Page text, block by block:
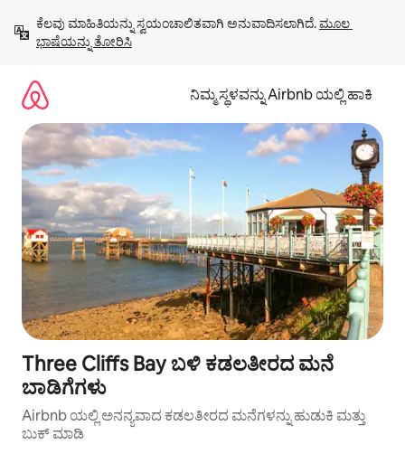
ಹೋಗಿ
ಕೆಲವು ಮಾಹಿತಿಯನ್ನು ಸ್ವಯಂಚಾಲಿತವಾಗಿ ಅನುವಾದಿಸಲಾಗಿದೆ. ಮೂಲ
ಭಾಷೆಯನ್ನು ತೋರಿಸಿ
ನಿಮ್ಮ ಸ್ಥಳವನ್ನು Airbnb ಯಲ್ಲಿ ಹಾಕಿ
Three Cliffs Bay ಬಳಿ ಕಡಲತೀರದ ಮನೆ
ಬಾಡಿಗೆಗಳು
Airbnb ಯಲ್ಲಿ ಅನನ್ಯವಾದ ಕಡಲತೀರದ ಮನೆಗಳನ್ನು ಹುಡುಕಿ ಮತ್ತು
ಬುಕ್ ಮಾಡಿ